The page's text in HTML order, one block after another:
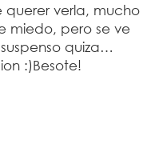
verla, mucho
miedo, pero se ve
quiza…
:)Besote!